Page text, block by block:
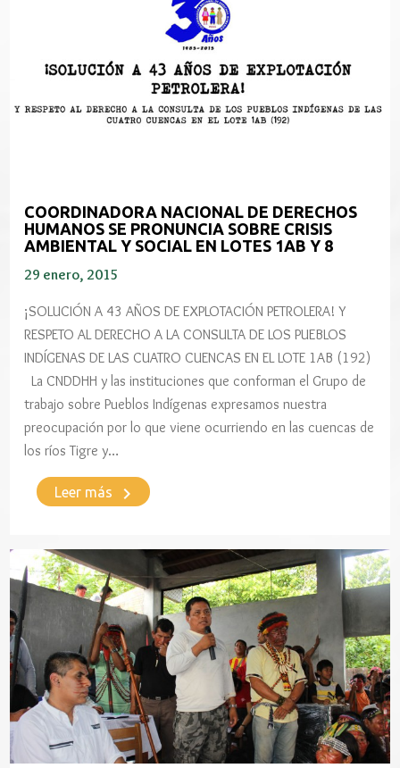
COORDINADORA NACIONAL DE DERECHOS
HUMANOS SE PRONUNCIA SOBRE CRISIS
AMBIENTAL Y SOCIAL EN LOTES 1AB Y 8
29 enero, 2015
¡SOLUCIÓN A 43 AÑOS DE EXPLOTACIÓN PETROLERA! Y
RESPETO AL DERECHO A LA CONSULTA DE LOS PUEBLOS
INDÍGENAS DE LAS CUATRO CUENCAS EN EL LOTE 1AB (192)
La CNDDHH y las instituciones que conforman el Grupo de
trabajo sobre Pueblos Indígenas expresamos nuestra
preocupación por lo que viene ocurriendo en las cuencas de
los ríos Tigre y…
Leer más keyboard_arrow_right